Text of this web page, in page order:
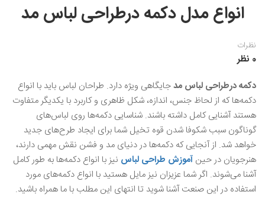
نقاشی مینیاتور(نگارگری)
انواع مدل دکمه درطراحی لباس مد
نظرات
0 نظر
دکمه درطراحی لباس مدجایگاهی ویژه دارد. طراحان لباس باید با انواع
دکمه‌ها که از لحاظ جنس، اندازه، شکل ظاهری و کاربرد با یکدیگر متفاوت
هستند آشنایی کامل داشته باشند. شناسایی دکمه‌ها روی لباس‌های
گوناگون سبب شکوفا شدن قوه تخیل شما برای ایجاد طرح‌های جدید
خواهد شد. از آنجایی که دکمه‌ها در دنیای مد و فشن نقش مهمی دارند،
هنرجویان در حین آموزش طراحی لباس نیز با انواع دکمه‌ها به طور کامل
آشنا می‌شوند‌. اگر شما عزیزان نیز مایل هستید با انواع دکمه‌های مورد
استفاده در این صنعت آشنا شوید تا انتهای این مطلب با ما همراه باشید.